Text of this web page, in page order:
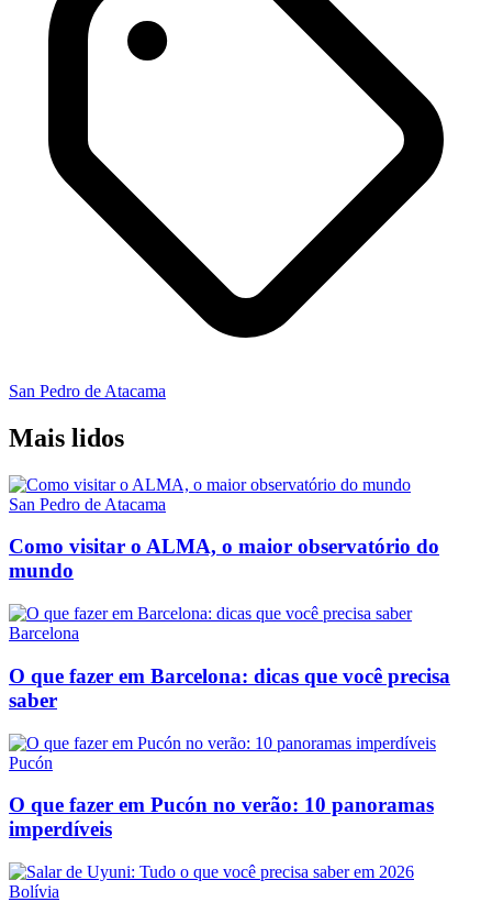
San Pedro de Atacama
Mais lidos
San Pedro de Atacama
Como visitar o ALMA, o maior observatório do
mundo
Barcelona
O que fazer em Barcelona: dicas que você precisa
saber
Pucón
O que fazer em Pucón no verão: 10 panoramas
imperdíveis
Bolívia